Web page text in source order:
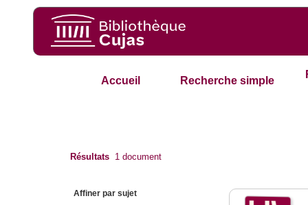
Accueil Recherche simple
Résultats 1 document
Affiner par sujet